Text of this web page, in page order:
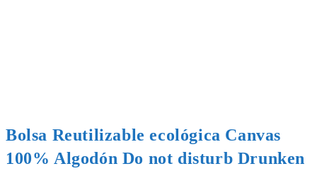
Bolsa Reutilizable ecológica Canvas
100% Algodón Do not disturb Drunken